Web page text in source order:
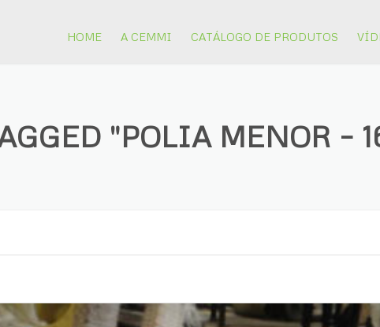
HOME A CEMMI CATÁLOGO DE PRODUTOS
PISTÕES
"POLIA MENOR –